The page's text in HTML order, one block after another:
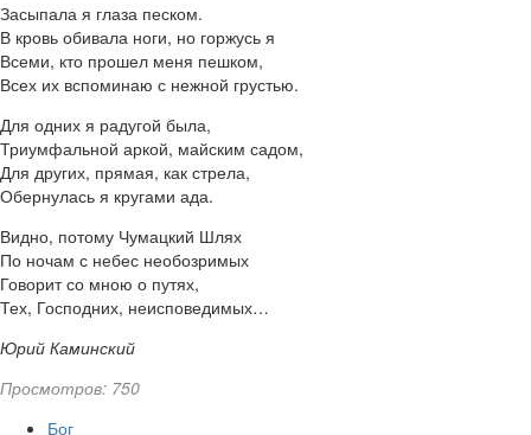
Засыпала я глаза песком.
В кровь обивала ноги, но горжусь я
Всеми, кто прошел меня пешком,
Всех их вспоминаю с нежной грустью.
Для одних я радугой была,
Триумфальной аркой, майским садом,
Для других, прямая, как стрела,
Обернулась я кругами ада.
Видно, потому Чумацкий Шлях
По ночам с небес необозримых
Говорит со мною о путях,
Тех, Господних, неисповедимых…
Юрий Каминский
Просмотров: 750
Бог